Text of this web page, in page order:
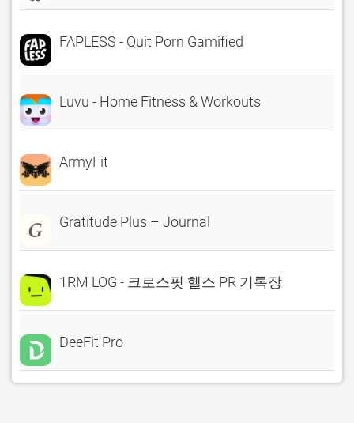
FAPLESS - Quit Porn Gamified
Luvu - Home Fitness & Workouts
ArmyFit
Gratitude Plus – Journal
1RM LOG - 크로스핏 헬스 PR 기록장
DeeFit Pro